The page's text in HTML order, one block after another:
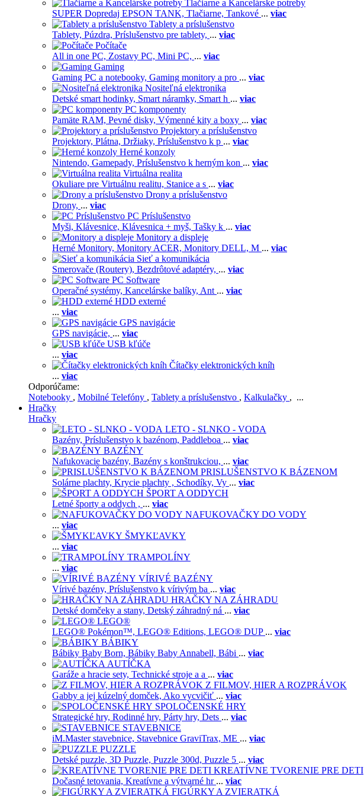
Tlačiarne a Kancelárske potreby
SUPER Dopredaj EPSON TANK, Tlačiarne, Tankové ... viac
Tablety a príslušenstvo
Tablety, Púzdra, Príslušenstvo pre tablety, ... viac
Počítače
All in one PC, Zostavy PC, Mini PC, ... viac
Gaming
Gaming PC a notebooky, Gaming monitory a pro ... viac
Nositeľná elektronika
Detské smart hodinky, Smart náramky, Smart h ... viac
PC komponenty
Pamäte RAM, Pevné disky, Výmenné kity a boxy ... viac
Projektory a príslušenstvo
Projektory, Plátna, Držiaky, Príslušenstvo k p ... viac
Herné konzoly
Nintendo, Gamepady, Príslušenstvo k herným kon ... viac
Virtuálna realita
Okuliare pre Virtuálnu realitu, Stanice a s ... viac
Drony a príslušenstvo
Drony, ... viac
PC Príslušenstvo
Myši, Klávesnice, Klávesnica + myš, Tašky k ... viac
Monitory a displeje
Herné Monitory, Monitory ACER, Monitory DELL, M ... viac
Sieť a komunikácia
Smerovače (Routery), Bezdrôtové adaptéry, ... viac
PC Software
Operačné systémy, Kancelárske balíky, Ant ... viac
HDD externé
... viac
GPS navigácie
GPS navigácie, ... viac
USB kľúče
... viac
Čítačky elektronických kníh
... viac
Odporúčame:
Notebooky , Mobilné Telefóny , Tablety a príslušenstvo , Kalkulačky , ...
Hračky
Hračky
LETO - SLNKO - VODA
Bazény, Príslušenstvo k bazénom, Paddleboa ... viac
BAZÉNY
Nafukovacie bazény, Bazény s konštrukciou, ... viac
PRISLUŠENSTVO K BÁZENOM
Solárne plachty, Krycie plachty , Schodíky, Vy ... viac
ŠPORT A ODDYCH
Letné športy a oddych , ... viac
NAFUKOVAČKY DO VODY
... viac
ŠMYKĽAVKY
... viac
TRAMPOLÍNY
... viac
VÍRIVÉ BAZÉNY
Vírivé bazény, Príslušenstvo k vírivým ba ... viac
HRAČKY NA ZÁHRADU
Detské domčeky a stany, Detský záhradný ná ... viac
LEGO®
LEGO® Pokémon™, LEGO® Editions, LEGO® DUP ... viac
BÁBIKY
Bábiky Baby Born, Bábiky Baby Annabell, Bábi ... viac
AUTÍČKA
Garáže a hracie sety, Technické stroje a a ... viac
Z FILMOV, HIER A ROZPRÁVOK
Gabby a jej kúzelný domček, Ako vycvičiť ... viac
SPOLOČENSKÉ HRY
Strategické hry, Rodinné hry, Párty hry, Dets ... viac
STAVEBNICE
iM.Master stavebnice, Stavebnice GraviTrax, ME ... viac
PUZZLE
Detské puzzle, 3D Puzzle, Puzzle 300d, Puzzle 5 ... viac
KREATÍVNE TVORENIE PRE DETI
Dočasné tetovania, Kreatívne a výtvarné hr ... viac
FIGÚRKY A ZVIERATKÁ